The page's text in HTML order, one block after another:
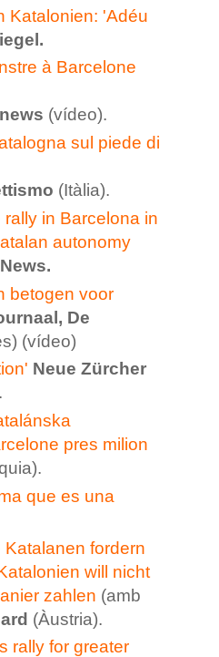
Katalonien: 'Adéu
à Barcelone
(vídeo).
sul piede di
(Itàlia).
in Barcelona in
autonomy
betogen voor
De
(vídeo)
Neue Zürcher
pres milion
que es una
fordern
will nicht
zahlen (amb
(Àustria).
rally for greater